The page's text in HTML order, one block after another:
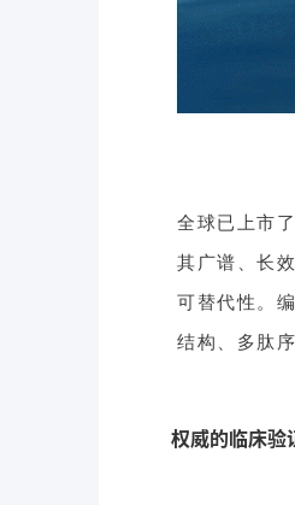
全球已上市
其广谱、长
可替代性。
结构、多肽
权威的临床验